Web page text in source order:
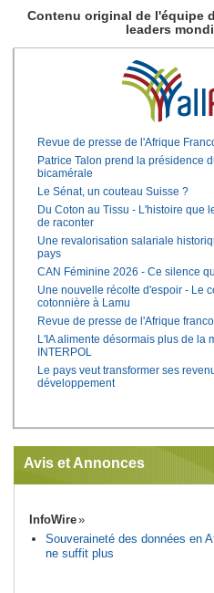
Contenu original de l'équipe
leaders
Revue de presse de l'Afrique
Patrice Talon prend la présidence
bicamérale
Le Sénat, un couteau Suisse ?
Du Coton au Tissu - L'histoire que
de raconter
Une revalorisation salariale
pays
CAN Féminine 2026 - Ce silence
Une nouvelle récolte d'espoir - Le
cotonnière à Lamu
Revue de presse de l'Afrique
L'IA alimente désormais plus de la
INTERPOL
Le pays veut transformer ses
développement
Avis et Annonces
InfoWire
Souveraineté des données en
ne suffit plus